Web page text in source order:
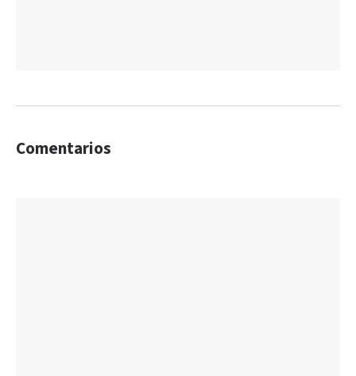
Comentarios